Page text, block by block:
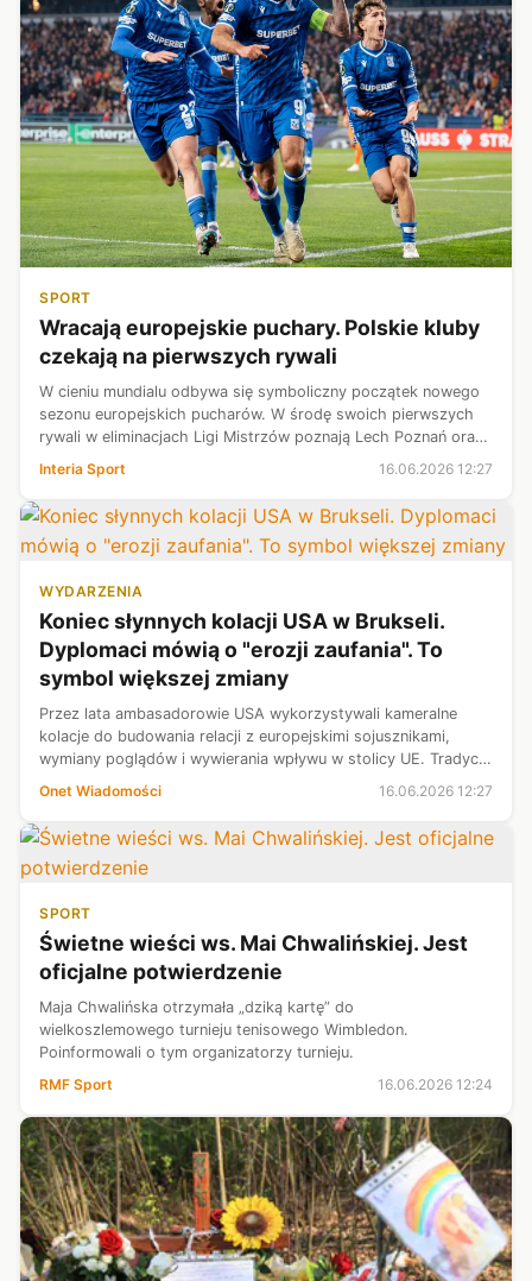
SPORT
Wracają europejskie puchary. Polskie kluby
czekają na pierwszych rywali
W cieniu mundialu odbywa się symboliczny początek nowego
sezonu europejskich pucharów. W środę swoich pierwszych
rywali w eliminacjach Ligi Mistrzów poznają Lech Poznań oraz
Częstochowa. Poniż...
Interia Sport 16.06.2026 12:27
WYDARZENIA
Koniec słynnych kolacji USA w Brukseli.
Dyplomaci mówią o "erozji zaufania". To
symbol większej zmiany
Przez lata ambasadorowie USA wykorzystywali kameralne
kolacje do budowania relacji z europejskimi sojusznikami,
wymiany poglądów i wywierania wpływu w stolicy UE. Tradycja
ta, jak twierdzą dyplomaci, w dużej mierze zanikła od czasu
Onet Wiadomości 16.06.2026 12:27
SPORT
Świetne wieści ws. Mai Chwalińskiej. Jest
oficjalne potwierdzenie
Maja Chwalińska otrzymała „dziką kartę” do
wielkoszlemowego turnieju tenisowego Wimbledon.
Poinformowali o tym organizatorzy turnieju.
RMF Sport
16.06.2026 12:24